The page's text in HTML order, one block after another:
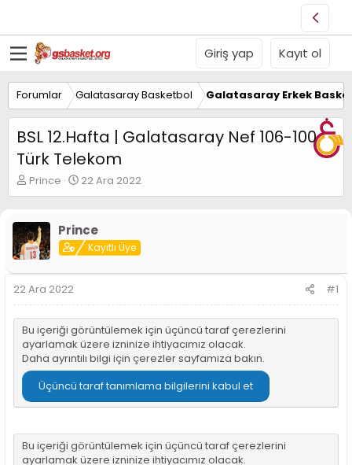
Giriş yap Kayıt ol
Forumlar Galatasaray Basketbol Galatasaray Erkek
BSL 12.Hafta | Galatasaray Nef 106-100
Türk Telekom
K
o
u
y
u
B
a
ş
l
a
t
a
n
Prince
B
a
a
n
ı
t
a
r
i
h
22 Ara 2022
Prince
Kayıtlı Üye
22 Ara 2022 #1
Bu içeriği görüntülemek için üçüncü taraf çerezlerini
ayarlamak üzere izninize ihtiyacımız olacak.
Daha ayrıntılı bilgi için çerezler sayfamıza bakın.
Üçüncü taraf tanımlama bilgilerini kabul et
Bu içeriği görüntülemek için üçüncü taraf çerezlerini
ayarlamak üzere izninize ihtiyacımız olacak.